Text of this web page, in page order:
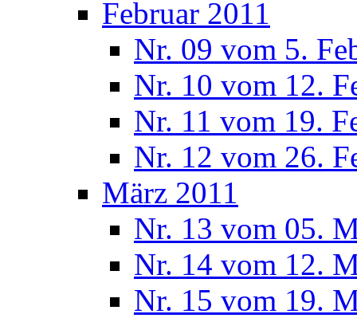
Februar 2011
Nr. 09 vom 5.
Nr. 10 vom 12.
Nr. 11 vom 19.
Nr. 12 vom 26.
März 2011
Nr. 13 vom 05.
Nr. 14 vom 12.
Nr. 15 vom 19.